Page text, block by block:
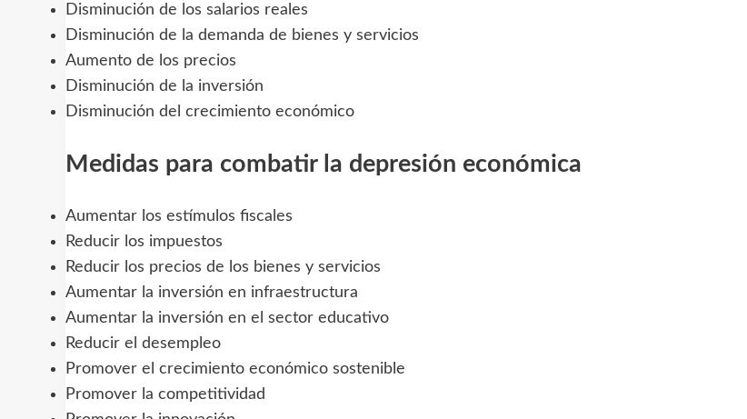
Disminución de los salarios reales
Disminución de la demanda de bienes y servicios
Aumento de los precios
Disminución de la inversión
Disminución del crecimiento económico
Medidas para combatir la depresión económica
Aumentar los estímulos fiscales
Reducir los impuestos
Reducir los precios de los bienes y servicios
Aumentar la inversión en infraestructura
Aumentar la inversión en el sector educativo
Reducir el desempleo
Promover el crecimiento económico sostenible
Promover la competitividad